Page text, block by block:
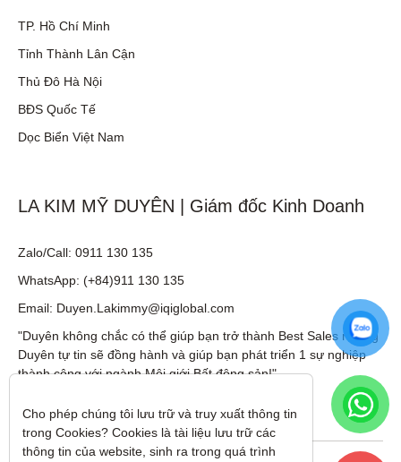
TP. Hồ Chí Minh
Tỉnh Thành Lân Cận
Thủ Đô Hà Nội
BĐS Quốc Tế
Dọc Biển Việt Nam
LA KIM MỸ DUYÊN | Giám đốc Kinh Doanh
Zalo/Call: 0911 130 135
WhatsApp: (+84)911 130 135
Email: Duyen.Lakimmy@iqiglobal.com
"Duyên không chắc có thể giúp bạn trở thành Best Sales nhưng
Duyên tự tin sẽ đồng hành và giúp bạn phát triển 1 sự nghiệp
thành công với ngành Môi giới Bất động sản!"
Cho phép chúng tôi lưu trữ và truy xuất thông tin
trong Cookies? Cookies là tài liệu lưu trữ các
thông tin của website, sinh ra trong quá trình